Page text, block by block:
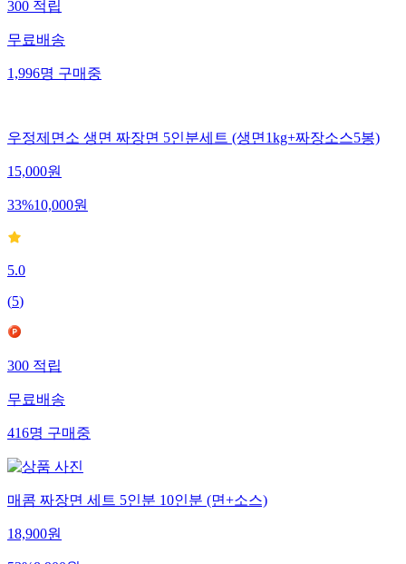
300적립
무료배송
1,996명구매중
우정제면소 생면 짜장면 5인분세트 (생면1kg+짜장소스5봉)
15,000원
33%10,000원
5.0
(5)
300적립
무료배송
416명구매중
매콤 짜장면 세트 5인분 10인분 (면+소스)
18,900원